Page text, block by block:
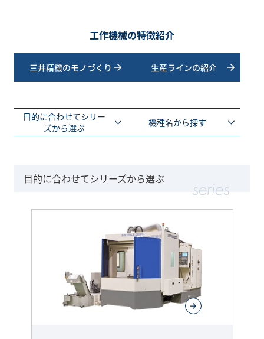
工作機械の特徴紹介
三井精機のモノづくり 生産ラインの紹介
目的に合わせてシリー
ズから選ぶ
機種名から探す
目的に合わせてシリーズから選ぶ